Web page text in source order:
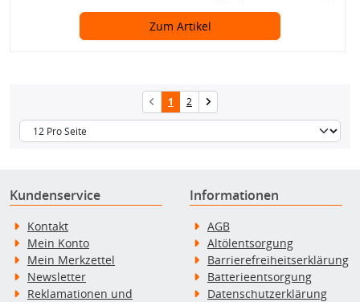
Zum Artikel
1 2
Kundenservice
Kontakt
Mein Konto
Mein Merkzettel
Newsletter
Reklamationen und
Informationen
AGB
Altölentsorgung
Barrierefreiheitserklärung
Batterieentsorgung
Datenschutzerklärung